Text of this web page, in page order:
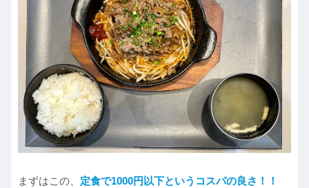
まずはこの、 定食で1000円以下というコスパの良さ！！